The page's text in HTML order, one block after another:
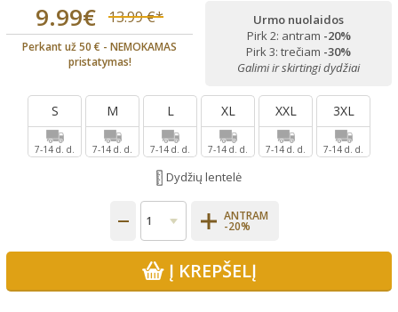
9.99€ 13.99 €*
Perkant už 50 € - NEMOKAMAS
pristatymas!
Urmo nuolaidos
Pirk 2: antram -20%
Pirk 3: trečiam -30%
Galimi ir skirtingi dydžiai
S
7-14 d. d.
M
7-14 d. d.
L
7-14 d. d.
XL
7-14 d. d.
XXL
7-14 d. d.
3XL
7-14 d. d.
Dydžių lentelė
ANTRAM
-20%
Į KREPŠELĮ